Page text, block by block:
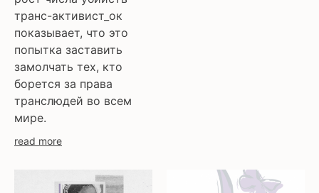
транс-активист_ок
показывает, что это
попытка заставить
замолчать тех, кто
борется за права
транслюдей во всем
мире.
read more